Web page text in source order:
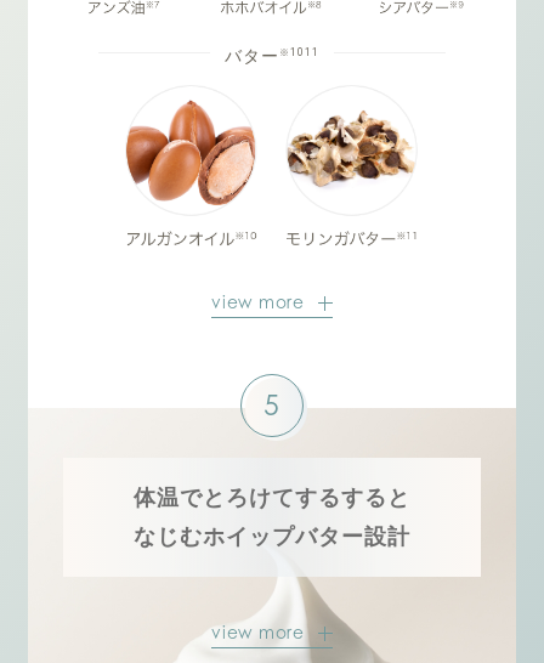
バター ※1011
view more
5
体温でとろけてするすると
なじむホイップバター設計
view more